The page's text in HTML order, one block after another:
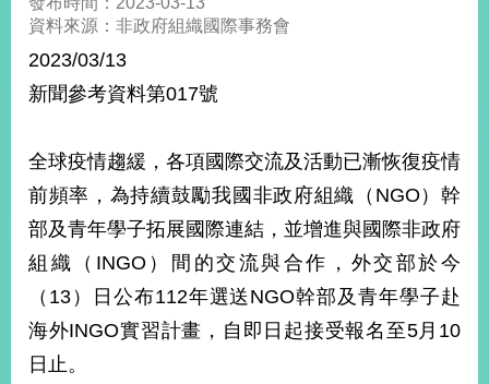
總
合
外
價
外
交
經
濟
不
落
海
資料來源：非政府組織國際事務會
2023/03/13
新聞參考資料第017號
全球疫情趨緩，各項國際交流及活動已漸恢復疫情
前頻率，為持續鼓勵我國非政府組織（NGO）幹
部及青年學子拓展國際連結，並增進與國際非政府
組織（INGO）間的交流與合作，外交部於今
（13）日公布112年選送NGO幹部及青年學子赴
海外INGO實習計畫，自即日起接受報名至5月10
日止。